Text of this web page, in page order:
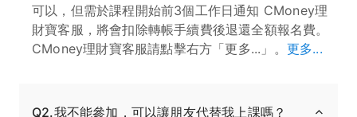
可以，但需於課程開始前3個工作日通知 CMoney理
財寶客服，將會扣除轉帳手續費後退還全額報名費。
CMoney理財寶客服請點擊右方「更多...」。 更多...
Q2.我不能參加，可以讓朋友代替我上課嗎？